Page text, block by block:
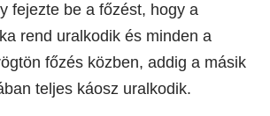
fejezte be a főzést, hogy a
rend uralkodik és minden a
főzés közben, addig a másik
teljes káosz uralkodik.